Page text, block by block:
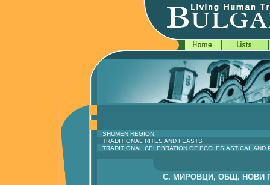
SHUMEN REGION
TRADITIONAL RITES AND FEASTS
TRADITIONAL CELEBRATION OF ECCLESIASTICAL AND
С. МИРОВЦИ, ОБЩ. НОВИ